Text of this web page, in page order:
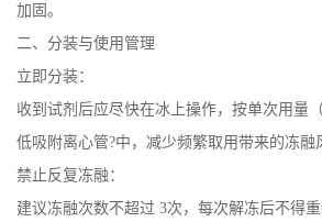
加固。
二、分装与使用管理
立即分装：
收到试剂后应尽快在冰上操作，按单次用量
低吸附离心管?中，减少频繁取用带来的冻融
禁止反复冻融：
建议冻融次数不超过 3次，每次解冻后不得